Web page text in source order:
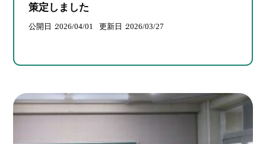
策定しました
公開日 2026/04/01 更新日 2026/03/27